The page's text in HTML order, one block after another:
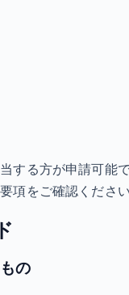
する方が申請可能
項をご確認ください
の